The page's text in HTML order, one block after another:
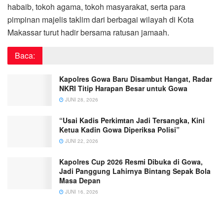
habaib, tokoh agama, tokoh masyarakat, serta para
pimpinan majelis taklim dari berbagai wilayah di Kota
Makassar turut hadir bersama ratusan jamaah.
Baca:
Kapolres Gowa Baru Disambut Hangat, Radar
NKRI Titip Harapan Besar untuk Gowa
JUNI 28, 2026
“Usai Kadis Perkimtan Jadi Tersangka, Kini
Ketua Kadin Gowa Diperiksa Polisi”
JUNI 22, 2026
Kapolres Cup 2026 Resmi Dibuka di Gowa,
Jadi Panggung Lahirnya Bintang Sepak Bola
Masa Depan
JUNI 16, 2026